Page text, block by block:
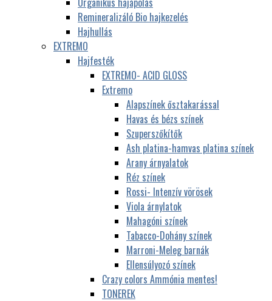
Remineralizáló Bio hajkezelés
Hajhullás
EXTREMO
Hajfesték
EXTREMO- ACID GLOSS
Extremo
Alapszínek ősztakarással
Havas és bézs színek
Szuperszőkítők
Ash platina-hamvas platina színek
Arany árnyalatok
Réz színek
Rossi- Intenzív vörösek
Viola árnylatok
Mahagóni színek
Tabacco-Dohány színek
Marroni-Meleg barnák
Ellensúlyozó színek
Crazy colors Ammónia mentes!
TONEREK